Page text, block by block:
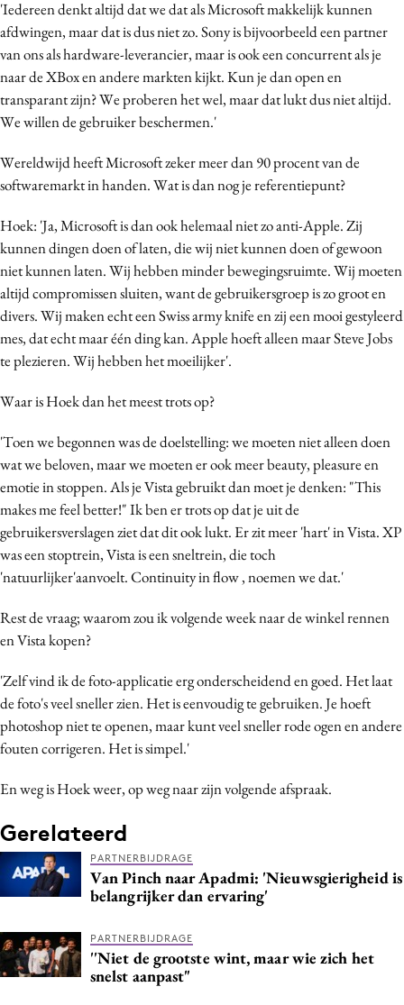
'Iedereen denkt altijd dat we dat als Microsoft makkelijk kunnen
afdwingen, maar dat is dus niet zo. Sony is bijvoorbeeld een partner
van ons als hardware-leverancier, maar is ook een concurrent als je
naar de XBox en andere markten kijkt. Kun je dan open en
transparant zijn? We proberen het wel, maar dat lukt dus niet altijd.
We willen de gebruiker beschermen.'
Wereldwijd heeft Microsoft zeker meer dan 90 procent van de
softwaremarkt in handen. Wat is dan nog je referentiepunt?
Hoek: 'Ja, Microsoft is dan ook helemaal niet zo anti-Apple. Zij
kunnen dingen doen of laten, die wij niet kunnen doen of gewoon
niet kunnen laten. Wij hebben minder bewegingsruimte. Wij moeten
altijd compromissen sluiten, want de gebruikersgroep is zo groot en
divers. Wij maken echt een Swiss army knife en zij een mooi gestyleerd
mes, dat echt maar één ding kan. Apple hoeft alleen maar Steve Jobs
te plezieren. Wij hebben het moeilijker'.
Waar is Hoek dan het meest trots op?
'Toen we begonnen was de doelstelling: we moeten niet alleen doen
wat we beloven, maar we moeten er ook meer beauty, pleasure en
emotie in stoppen. Als je Vista gebruikt dan moet je denken: "This
makes me feel better!" Ik ben er trots op dat je uit de
gebruikersverslagen ziet dat dit ook lukt. Er zit meer 'hart' in Vista. XP
was een stoptrein, Vista is een sneltrein, die toch
'natuurlijker'aanvoelt. Continuity in flow , noemen we dat.'
Rest de vraag; waarom zou ik volgende week naar de winkel rennen
en Vista kopen?
'Zelf vind ik de foto-applicatie erg onderscheidend en goed. Het laat
de foto's veel sneller zien. Het is eenvoudig te gebruiken. Je hoeft
photoshop niet te openen, maar kunt veel sneller rode ogen en andere
fouten corrigeren. Het is simpel.'
En weg is Hoek weer, op weg naar zijn volgende afspraak.
Gerelateerd
PARTNERBIJDRAGE
Van Pinch naar Apadmi: 'Nieuwsgierigheid is
belangrijker dan ervaring'
PARTNERBIJDRAGE
''Niet de grootste wint, maar wie zich het
snelst aanpast"